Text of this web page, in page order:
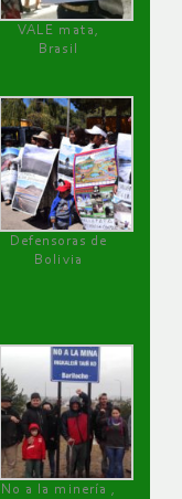
VALE mata,
Brasil
Defensoras de
Bolivia
No a la minería ,